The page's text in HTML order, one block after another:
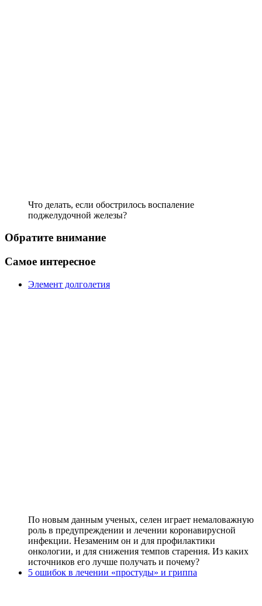
Что делать, если обострилось воспаление
поджелудочной железы?
Обратите внимание
Самое интересное
Элемент долголетия
По новым данным ученых, селен играет немаловажную
роль в преду­преждении и лечении коронавирусной
инфекции. Незаменим он и для профилактики
онкологии, и для снижения темпов старения. Из каких
источников его лучше получать и почему?
5 ошибок в лечении «простуды» и гриппа